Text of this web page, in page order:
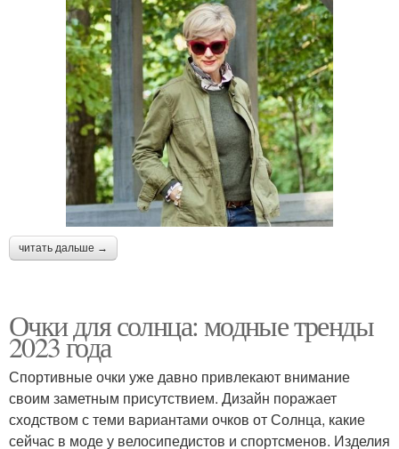
читать дальше →
Очки для солнца: модные тренды
2023 года
Спортивные очки уже давно привлекают внимание
своим заметным присутствием. Дизайн поражает
сходством с теми вариантами очков от Солнца, какие
сейчас в моде у велосипедистов и спортсменов. Изделия